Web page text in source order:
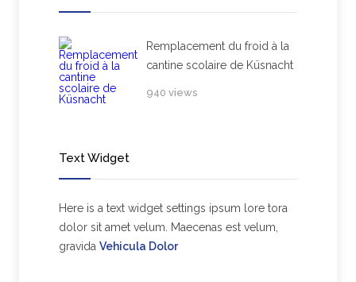
Remplacement du froid à la
cantine scolaire de Küsnacht
940 views
Text Widget
Here is a text widget settings ipsum lore tora
dolor sit amet velum. Maecenas est velum,
gravida Vehicula Dolor